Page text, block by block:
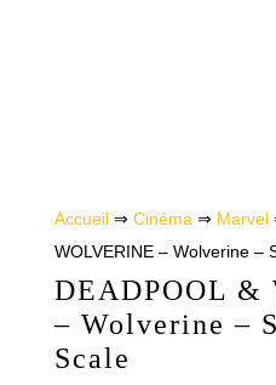
Accueil⇒ Cinéma⇒ Marvel
WOLVERINE – Wolverine –
DEADPOOL &
– Wolverine –
Scale